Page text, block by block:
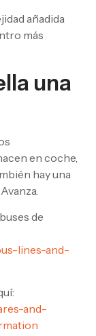
añadida
más
una
en coche,
hay una
de
lines-and-
and-